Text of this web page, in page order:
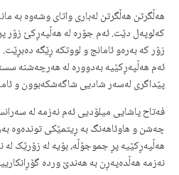
هەڵگرتن هەڵگرتن لەباری واتای وشەوە بە
کەلوپەل دێت. ئەم جۆرە لە هەڵپەڕکێ زۆر
زۆر کە بەرەو ئامانج و لووتکە ڕێگە
ئەم هەڵپەڕکێیە بەدوورە لە هەرچەشنە
پێداگری لەسەر شادیی شاگەشکەبوون و
فەتاح پاشایی میلۆدیی ئەم نەزمە لە
چەشن و هاوئاهەنگ بە ڕیتمێکی توندەوە
هەڵپەڕکێیە پڕ جموجۆڵە، بۆیە لە زۆرێک
نەزمە ‌هەڵدەپەڕن بە هەندێ وردە